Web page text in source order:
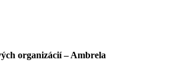
organizácií – Ambrela